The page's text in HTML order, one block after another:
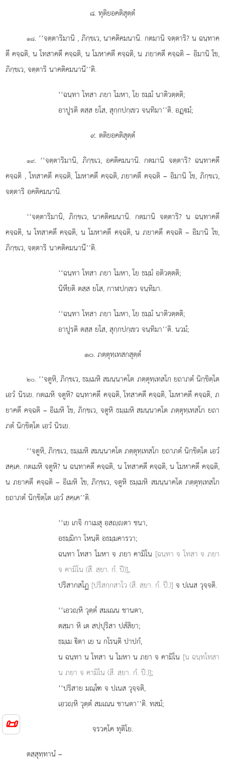
📜
๘. ทุติยอคติสุตฺตํ
๑๘. ‘‘จตฺตาริมานิ, ภิกฺขเว, นาคติคมนานิ. กตมานิ จตฺตาริ? น ฉนฺทาค
ตึ คจฺฉติ, น โทสาคตึ คจฺฉติ, น โมหาคตึ คจฺฉติ, น ภยาคตึ คจฺฉติ – อิมานิ โข,
ภิกฺขเว, จตฺตาริ นาคติคมนานี’’ติ.
‘‘ฉนฺทา โทสา ภยา โมหา, โย ธมฺมํ นาติวตฺตติ;
อาปูรติ ตสฺส ยโส, สุกฺกปกฺเขว จนฺทิมา’’ติ. อฏฺมํ;
๙. ตติยอคติสุตฺตํ
๑๙. ‘‘จตฺตาริมานิ, ภิกฺขเว, อคติคมนานิ. กตมานิ จตฺตาริ? ฉนฺทาคตึ
คจฺฉติ , โทสาคตึ คจฺฉติ, โมหาคตึ คจฺฉติ, ภยาคตึ คจฺฉติ– อิมานิ โข, ภิกฺขเว,
จตฺตาริ อคติคมนานิ.
‘‘จตฺตาริมานิ, ภิกฺขเว, นาคติคมนานิ. กตมานิ จตฺตาริ? น ฉนฺทาคตึ
คจฺฉติ, น โทสาคตึ คจฺฉติ, น โมหาคตึ คจฺฉติ, น ภยาคตึ คจฺฉติ – อิมานิ โข,
ภิกฺขเว, จตฺตาริ นาคติคมนานี’’ติ.
‘‘ฉนฺทา โทสา ภยา โมหา, โย ธมฺมํ อติวตฺตติ;
นิหียติ ตสฺส ยโส, กาฬปกฺเขว จนฺทิมา.
‘‘ฉนฺทา โทสา ภยา โมหา, โย ธมฺมํ นาติวตฺตติ;
อาปูรติ ตสฺส ยโส, สุกฺกปกฺเขว จนฺทิมา’’ติ. นวมํ;
๑๐. ภตฺตุทฺเทสกสุตฺตํ
๒๐. ‘‘จตูหิ, ภิกฺขเว, ธมฺเมหิ สมนฺนาคโต ภตฺตุทฺเทสโก ยถาภตํ นิกฺขิตฺโต
เอวํ นิรเย. กตเมหิ จตูหิ? ฉนฺทาคตึ คจฺฉติ, โทสาคตึ คจฺฉติ, โมหาคตึ คจฺฉติ, ภ
ยาคตึ คจฺฉติ – อิเมหิ โข, ภิกฺขเว, จตูหิ ธมฺเมหิ สมนฺนาคโต ภตฺตุทฺเทสโก ยถา
ภตํ นิกฺขิตฺโต เอวํ นิรเย.
‘‘จตูหิ, ภิกฺขเว, ธมฺเมหิ สมนฺนาคโต ภตฺตุทฺเทสโก ยถาภตํ นิกฺขิตฺโต เอวํ
สคฺเค. กตเมหิ จตูหิ? น ฉนฺทาคตึ คจฺฉติ, น โทสาคตึ คจฺฉติ, น โมหาคตึ คจฺฉติ,
น ภยาคตึ คจฺฉติ – อิเมหิ โข, ภิกฺขเว, จตูหิ ธมฺเมหิ สมนฺนาคโต ภตฺตุทฺเทสโก
ยถาภตํ นิกฺขิตฺโต เอวํ สคฺเค’’ติ.
‘‘เย เกจิ กาเมสุ อสฺตา ชนา,
อธมฺมิกา โหนฺติ อธมฺมคารวา;
ฉนฺทา โทสา โมหา จ ภยา คามิโน [ฉนฺทา จ โทสา จ ภยา
จ คามิโน (สี. สฺยา. กํ. ปี)],
ปริสากสโฏ [ปริสกฺกสาโว (สี. สฺยา. กํ. ปี.)] จ ปเนส วุจฺจติ.
‘‘เอวฺหิ วุตฺตํ สมเณน ชานตา,
ตสฺมา หิ เต สปฺปุริสา ปสํสิยา;
ธมฺเม ิตา เย น กโรนฺติ ปาปกํ,
น ฉนฺทา น โทสา น โมหา น ภยา จ คามิโน [น ฉนฺทโทสา
น ภยา จ คามิโน (สี. สฺยา. กํ. ปี.)];
‘‘ปริสาย มณฺโฑ จ ปเนส วุจฺจติ,
เอวฺหิ วุตฺตํ สมเณน ชานตา’’ติ. ทสมํ;
จรวคฺโค ทุติโย.
ตสฺสุทฺทานํ –